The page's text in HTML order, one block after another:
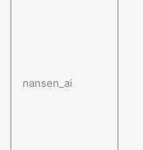
nansen_ai